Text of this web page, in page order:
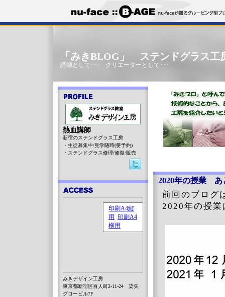
「みきBLOG」 ステンドグラス工
講師として･･･ クリエーターとして･･･
2020年の授業 あ
前回のブログ
2020年の授業
熱血講師
新宿のステンドグラス工房
・生徒募集中/見学随時(要予約)
・ステンドグラス修理/修復/販売
みきデザイン工房
東京都新宿区百人町2-11-24 染矢
グロービル7F